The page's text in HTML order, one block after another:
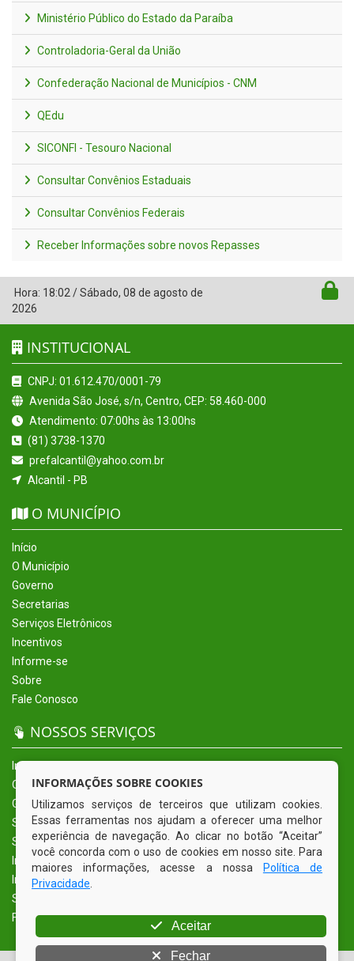
Ministério Público do Estado da Paraíba
Controladoria-Geral da União
Confederação Nacional de Municípios - CNM
QEdu
SICONFI - Tesouro Nacional
Consultar Convênios Estaduais
Consultar Convênios Federais
Receber Informações sobre novos Repasses
Hora: 18:02 /Sábado, 08 de agosto de
2026
INSTITUCIONAL
CNPJ: 01.612.470/0001-79
Avenida São José, s/n, Centro, CEP: 58.460-000
Atendimento: 07:00hs às 13:00hs
(81) 3738-1370
prefalcantil@yahoo.com.br
Alcantil - PB
O MUNICÍPIO
Início
O Município
Governo
Secretarias
Serviços Eletrônicos
Incentivos
Informe-se
Sobre
Fale Conosco
NOSSOS SERVIÇOS
Início
O Município
Governo
Secretarias
Serviços Eletrônicos
Incentivos
Informe-se
Sobre
Fale Conosco
INFORMAÇÕES SOBRE COOKIES
Utilizamos serviços de terceiros que utilizam cookies.
Essas ferramentas nos ajudam a oferecer uma melhor
experiência de navegação. Ao clicar no botão “Aceitar”
você concorda com o uso de cookies em nosso site. Para
maiores informações, acesse a nossa
Política de
Privacidade
Aceitar
Fechar